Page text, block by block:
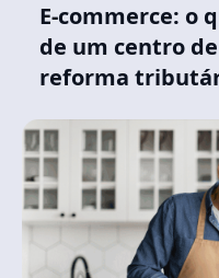
E-commerce: o
de um centro
reforma